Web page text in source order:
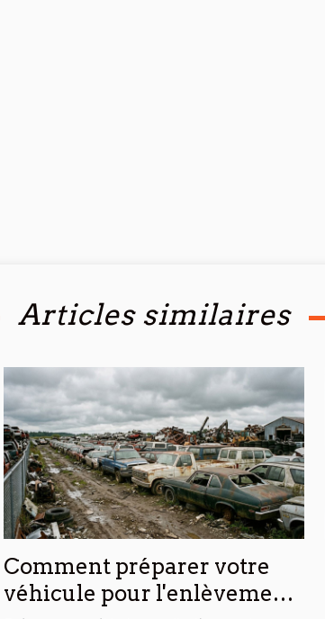
Articles similaires
Comment préparer votre
véhicule pour l'enlèvement